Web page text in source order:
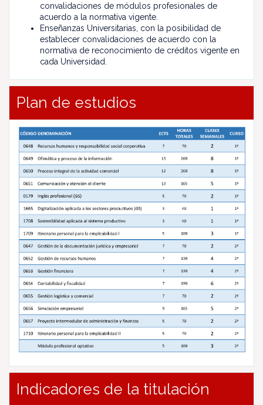
convalidaciones de módulos profesionales de
acuerdo a la normativa vigente.
Enseñanzas Universitarias, con la posibilidad de
establecer convalidaciones de acuerdo con la
normativa de reconocimiento de créditos vigente en
cada Universidad.
Plan de estudios
Indicadores de la titulación